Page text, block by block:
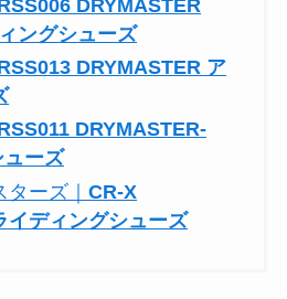
DRYMASTER
ングシューズ
DRYMASTER ア
DRYMASTER-
ューズ
ターズ｜CR-X
イディングシューズ